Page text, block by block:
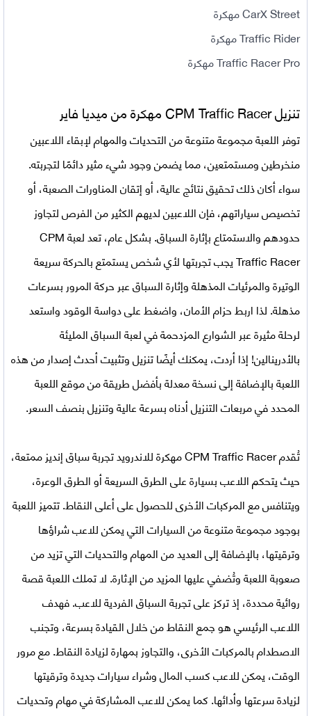
CarX Street مهكرة
Traffic Rider مهكرة
Traffic Racer Pro مهكرة
تنزيلCPM Traffic Racer مهكرة من ميديا فاير
توفر اللعبة مجموعة متنوعة من التحديات والمهام لإبقاء اللاعبين
منخرطين ومستمتعين، مما يضمن وجود شيء مثير دائمًا لتجربته.
سواء أكان ذلك تحقيق نتائج عالية، أو إتقان المناورات الصعبة، أو
تخصيص سياراتهم، فإن اللاعبين لديهم الكثير من الفرص لتجاوز
حدودهم والاستمتاع بإثارة السباق. بشكل عام، تعد لعبةCPM
Traffic Racerيجب تجربتها لأي شخص يستمتع بالحركة سريعة
الوتيرة والمرئيات المذهلة وإثارة السباق عبر حركة المرور بسرعات
مذهلة. لذا اربط حزام الأمان، واضغط على دواسة الوقود واستعد
لرحلة مثيرة عبر الشوارع المزدحمة في لعبة السباق المليئة
بالأدرينالين! إذا أردت، يمكنك أيضًا تنزيل وتثبيت أحدث إصدار من هذه
اللعبة بالإضافة إلى نسخة معدلة بأفضل طريقة من موقع اللعبة
المحدد في مربعات التنزيل أدناه بسرعة عالية وتنزيل بنصف السعر.
تُقدمCPM Traffic Racer مهكرة للاندرويد
تجربة سباق إنديز ممتعة،
حيث يتحكم اللاعب بسيارة على الطرق السريعة أو الطرق الوعرة،
ويتنافس مع المركبات الأخرى للحصول على أعلى النقاط. تتميز اللعبة
بوجود مجموعة متنوعة من السيارات التي يمكن للاعب شراؤها
وترقيتها، بالإضافة إلى العديد من المهام والتحديات التي تزيد من
صعوبة اللعبة وتُضفي عليها المزيد من الإثارة. لا تملك اللعبة قصة
روائية محددة، إذ تركز على تجربة السباق الفردية للاعب. فهدف
اللاعب الرئيسي هو جمع النقاط من خلال القيادة بسرعة، وتجنب
الاصطدام بالمركبات الأخرى، والتجاوز بمهارة لزيادة النقاط. مع مرور
الوقت، يمكن للاعب كسب المال وشراء سيارات جديدة وترقيتها
لزيادة سرعتها وأدائها. كما يمكن للاعب المشاركة في مهام وتحديات